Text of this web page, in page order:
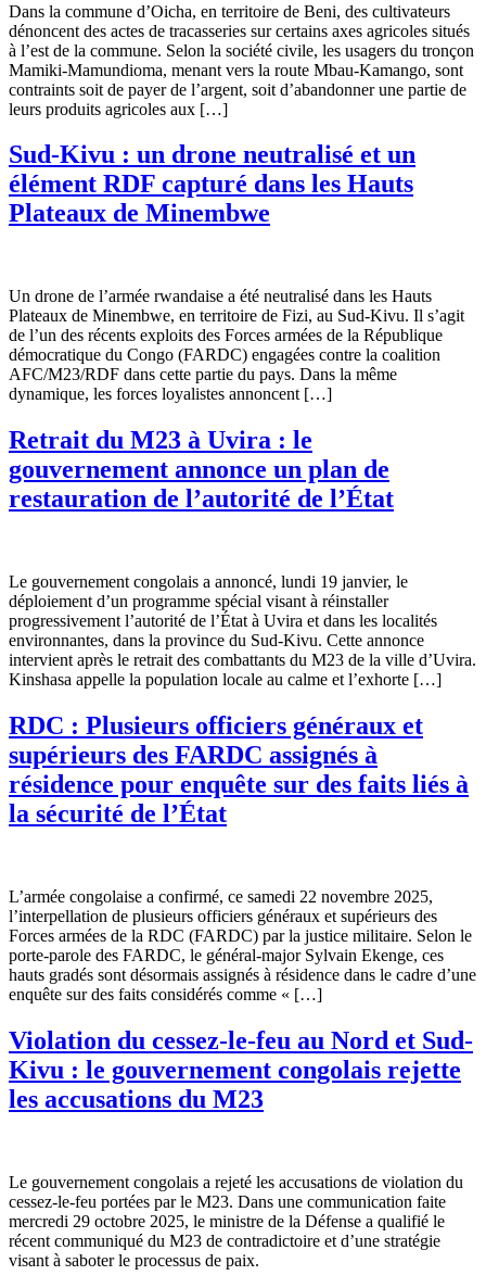
Dans la commune d’Oicha, en territoire de Beni, des cultivateurs
dénoncent des actes de tracasseries sur certains axes agricoles situés
à l’est de la commune. Selon la société civile, les usagers du tronçon
Mamiki-Mamundioma, menant vers la route Mbau-Kamango, sont
contraints soit de payer de l’argent, soit d’abandonner une partie de
leurs produits agricoles aux […]
Sud-Kivu : un drone neutralisé et un
élément RDF capturé dans les Hauts
Plateaux de Minembwe
Un drone de l’armée rwandaise a été neutralisé dans les Hauts
Plateaux de Minembwe, en territoire de Fizi, au Sud-Kivu. Il s’agit
de l’un des récents exploits des Forces armées de la République
démocratique du Congo (FARDC) engagées contre la coalition
AFC/M23/RDF dans cette partie du pays. Dans la même
dynamique, les forces loyalistes annoncent […]
Retrait du M23 à Uvira : le
gouvernement annonce un plan de
restauration de l’autorité de l’État
Le gouvernement congolais a annoncé, lundi 19 janvier, le
déploiement d’un programme spécial visant à réinstaller
progressivement l’autorité de l’État à Uvira et dans les localités
environnantes, dans la province du Sud-Kivu. Cette annonce
intervient après le retrait des combattants du M23 de la ville d’Uvira.
Kinshasa appelle la population locale au calme et l’exhorte […]
RDC : Plusieurs officiers généraux et
supérieurs des FARDC assignés à
résidence pour enquête sur des faits liés à
la sécurité de l’État
L’armée congolaise a confirmé, ce samedi 22 novembre 2025,
l’interpellation de plusieurs officiers généraux et supérieurs des
Forces armées de la RDC (FARDC) par la justice militaire. Selon le
porte-parole des FARDC, le général-major Sylvain Ekenge, ces
hauts gradés sont désormais assignés à résidence dans le cadre d’une
enquête sur des faits considérés comme « […]
Violation du cessez-le-feu au Nord et Sud-
Kivu : le gouvernement congolais rejette
les accusations du M23
Le gouvernement congolais a rejeté les accusations de violation du
cessez-le-feu portées par le M23. Dans une communication faite
mercredi 29 octobre 2025, le ministre de la Défense a qualifié le
récent communiqué du M23 de contradictoire et d’une stratégie
visant à saboter le processus de paix.